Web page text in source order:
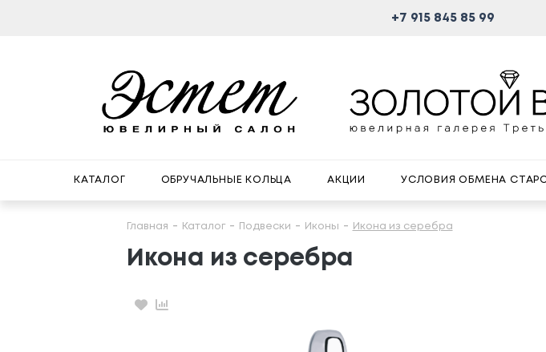
+7 915 845 85 99
КАТАЛОГ ОБРУЧАЛЬНЫЕ КОЛЬЦА АКЦИИ УСЛОВИЯ ОБМЕНА
Главная Каталог Подвески Иконы Икона из серебра
Икона из серебра
Избранное
Сравнение